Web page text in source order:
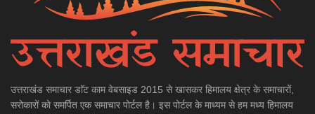
उत्तराखंड समाचार डाॅट काम वेबसाइड 2015 से खासकर हिमालय क्षेत्र के समाचारों,
सरोकारों को समर्पित एक समाचार पोर्टल है। इस पोर्टल के माध्यम से हम मध्य हिमालय